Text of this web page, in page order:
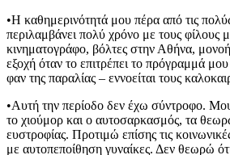
•Η καθημερινότητά μου πέρα από τις
περιλαμβάνει πολύ χρόνο με τους φίλους
κινηματογράφο, βόλτες στην Αθήνα,
εξοχή όταν το επιτρέπει το πρόγραμμά
φαν της παραλίας – εννοείται τους
•Αυτή την περίοδο δεν έχω σύντροφο. Μου
το χιούμορ και ο αυτοσαρκασμός, τα
ευστροφίας. Προτιμώ επίσης τις
με αυτοπεποίθηση γυναίκες. Δεν θεωρώ